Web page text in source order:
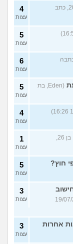
(אודי, בן 20, כתב
4
עצות
5
עצות
בת 29, כתבה
6
עצות
(Eden, בת
5
עצות
4
עצות
(חסוי, בן 26,
1
עצות
חוץ? 5
עצות
19, כתבה ב-19/07/26
3
עצות
אחרות 3
עצות